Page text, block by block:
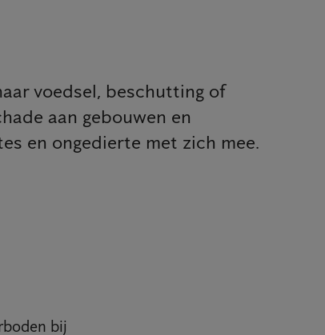
voedsel, beschutting of
aan gebouwen en
en ongedierte met zich mee.
bij